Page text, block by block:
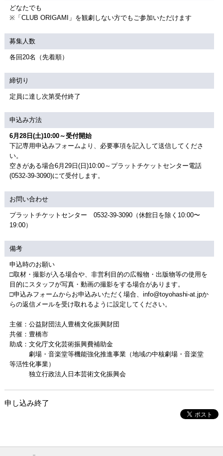
どなたでも
※「CLUB ORIGAMI」を観劇しない方でもご参加いただけます
募集人数
各回20名（先着順）
締切り
定員に達し次第受付終了
申込み方法
6月28日(土)10:00～受付開始
下記専用申込みフォームより、必要事項を記入して送信してくださ
い。
空きがある場合6月29日(日)10:00～プラットチケットセンター電話
(0532-39-3090)にて受付します。
お問い合わせ
プラットチケットセンター 0532-39-3090（休館日を除く10:00〜
19:00）
備考
申込時のお願い
□取材・撮影が入る場合や、非営利目的の広報物・出版物等の使用を
目的にスタッフが写真・動画の撮影をする場合があります。
□申込みフォームからお申込みいただく場合、info@toyohashi-at.jpか
らの返信メールを受け取れるように設定してください。
主催：公益財団法人豊橋文化振興財団
共催：豊橋市
助成：文化庁文化芸術振興費補助金
劇場・音楽堂等機能強化推進事業（地域の中核劇場・音楽堂
等活性化事業）
独立行政法人日本芸術文化振興会
申し込み終了